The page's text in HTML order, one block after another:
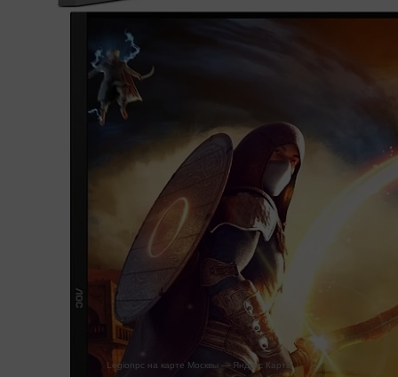
Legionpc на карте Москвы — Яндекс Карты